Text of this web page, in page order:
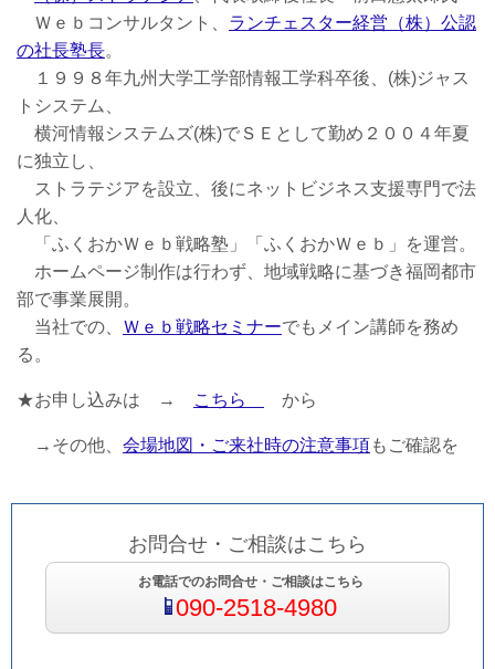
Ｗｅｂコンサルタント、 ランチェスター経営（株）公認
の社長塾長。
１９９８年九州大学工学部情報工学科卒後、(株)ジャス
トシステム、
横河情報システムズ(株)でＳＥとして勤め２００４年夏
に独立し、
ストラテジアを設立、後にネットビジネス支援専門で法
人化、
「ふくおかＷｅｂ戦略塾」「ふくおかＷｅｂ」を運営。
ホームページ制作は行わず、地域戦略に基づき福岡都市
部で事業展開。
当社での、 Ｗｅｂ戦略セミナーでもメイン講師を務め
る。
★お申し込みは → こちら から
→その他、 会場地図・ご来社時の注意事項もご確認を
お問合せ・ご相談はこちら
お電話でのお問合せ・ご相談はこちら
090-2518-4980